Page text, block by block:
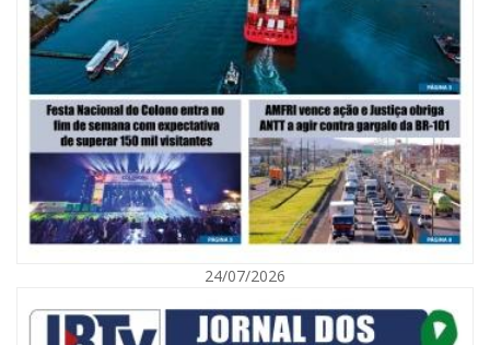
08/08/2026 | 07:00
Saúde de BC abre inscrições para Oficina Regional de Qualidade em
Vigilância Sanitária
PENHA
24/07/2026